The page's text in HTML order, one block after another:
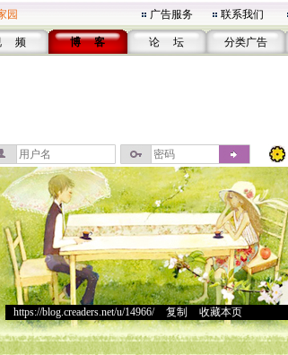
园 广告服务 联系我们
频 博 客 论 坛 分类广告
https://blog.creaders.net/u/14966/> 复制 收藏本页